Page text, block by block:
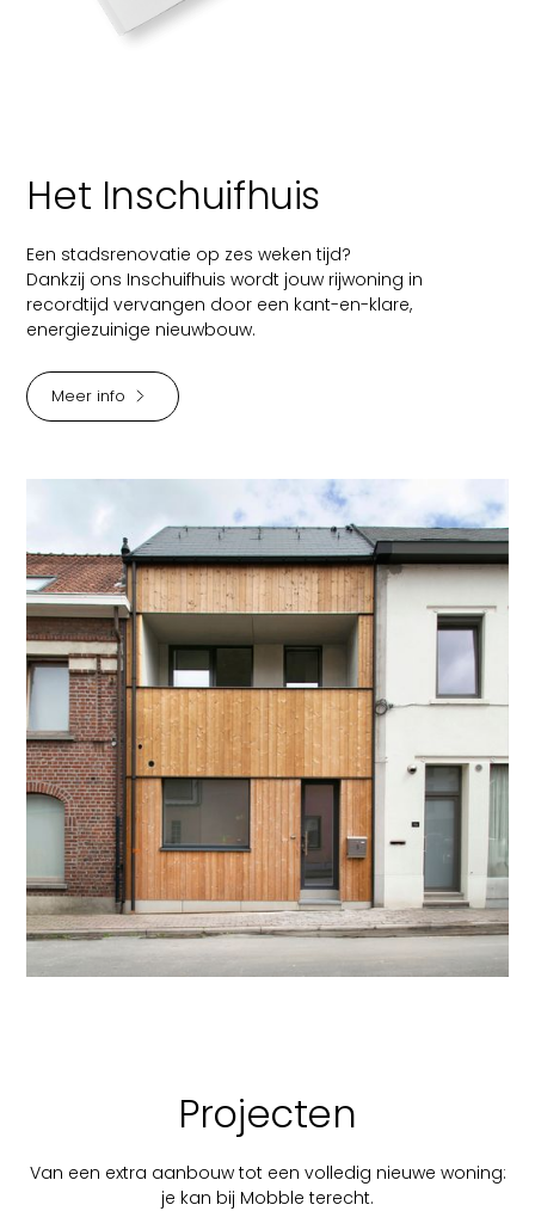
Het Inschuifhuis
Een stadsrenovatie op zes weken tijd?
Dankzij ons Inschuifhuis wordt jouw rijwoning in
recordtijd vervangen door een kant-en-klare,
energiezuinige nieuwbouw.
Meer info
Projecten
Van een extra aanbouw tot een volledig nieuwe woning:
je kan bij Mobble terecht.